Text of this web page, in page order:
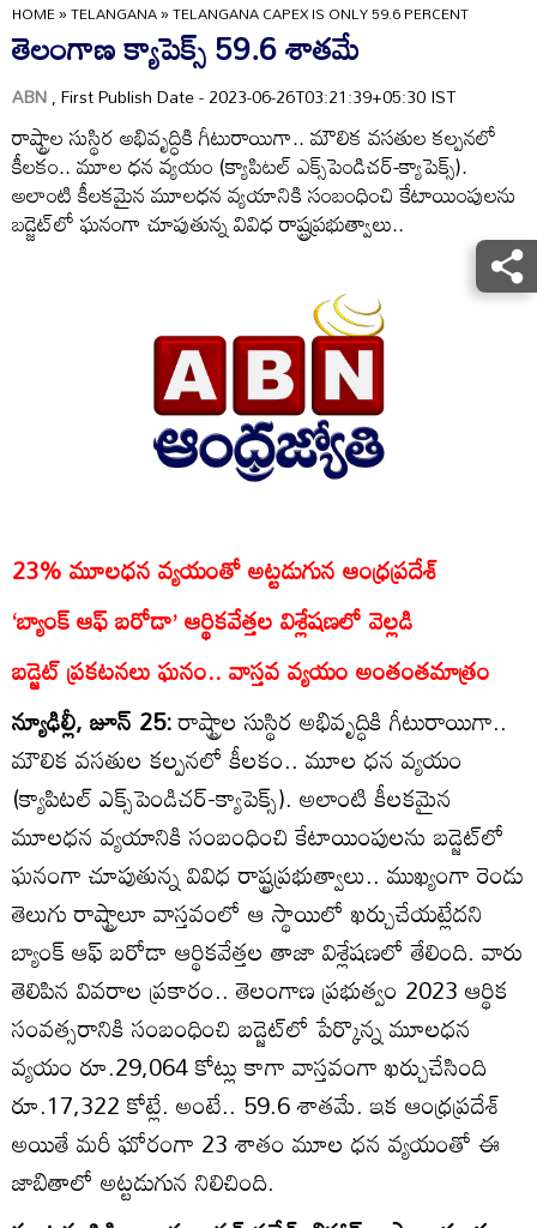
HOME»TELANGANA»TELANGANA CAPEX IS ONLY 59.6 PERCENT
తెలంగాణ క్యాపెక్స్‌ 59.6 శాతమే
ABN, First Publish Date - 2023-06-26T03:21:39+05:30 IST
రాష్ట్రాల సుస్థిర అభివృద్ధికి గీటురాయిగా.. మౌలిక వసతుల కల్పనలో
కీలకం.. మూల ధన వ్యయం (క్యాపిటల్‌ ఎక్స్‌పెండిచర్‌-క్యాపెక్స్‌).
అలాంటి కీలకమైన మూలధన వ్యయానికి సంబంధించి కేటాయింపులను
బడ్జెట్‌లో ఘనంగా చూపుతున్న వివిధ రాష్ట్రప్రభుత్వాలు..
23% మూలధన వ్యయంతో అట్టడుగున ఆంధ్రప్రదేశ్‌
‘బ్యాంక్‌ ఆఫ్‌ బరోడా’ ఆర్థికవేత్తల విశ్లేషణలో వెల్లడి
బడ్జెట్‌ ప్రకటనలు ఘనం.. వాస్తవ వ్యయం అంతంతమాత్రం
న్యూఢిల్లీ, జూన్‌ 25:రాష్ట్రాల సుస్థిర అభివృద్ధికి గీటురాయిగా..
మౌలిక వసతుల కల్పనలో కీలకం.. మూల ధన వ్యయం
(క్యాపిటల్‌ ఎక్స్‌పెండిచర్‌-క్యాపెక్స్‌). అలాంటి కీలకమైన
మూలధన వ్యయానికి సంబంధించి కేటాయింపులను బడ్జెట్‌లో
ఘనంగా చూపుతున్న వివిధ రాష్ట్రప్రభుత్వాలు.. ముఖ్యంగా రెండు
తెలుగు రాష్ట్రాలూ వాస్తవంలో ఆ స్థాయిలో ఖర్చుచేయట్లేదని
బ్యాంక్‌ ఆఫ్‌ బరోడా ఆర్థికవేత్తల తాజా విశ్లేషణలో తేలింది. వారు
తెలిపిన వివరాల ప్రకారం.. తెలంగాణ ప్రభుత్వం 2023 ఆర్థిక
సంవత్సరానికి సంబంధించి బడ్జెట్‌లో పేర్కొన్న మూలధన
వ్యయం రూ.29,064 కోట్లు కాగా వాస్తవంగా ఖర్చుచేసింది
రూ.17,322 కోట్లే. అంటే.. 59.6 శాతమే. ఇక ఆంధ్రప్రదేశ్‌
అయితే మరీ ఘోరంగా 23 శాతం మూల ధన వ్యయంతో ఈ
జాబితాలో అట్టడుగున నిలిచింది.